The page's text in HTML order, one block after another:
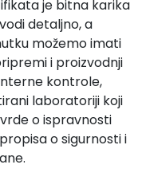
je bitna karika
detaljno, a
možemo imati
i proizvodnji
kontrole,
laboratoriji koji
o ispravnosti
o sigurnosti i